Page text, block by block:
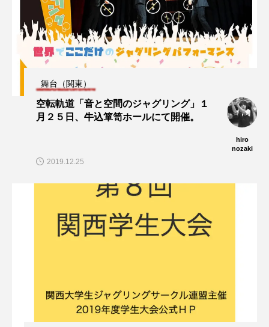
舞台（関東）
空転軌道「音と空間のジャグリング」１
月２５日、牛込箪笥ホールにて開催。
hiro
nozaki
2019.12.25